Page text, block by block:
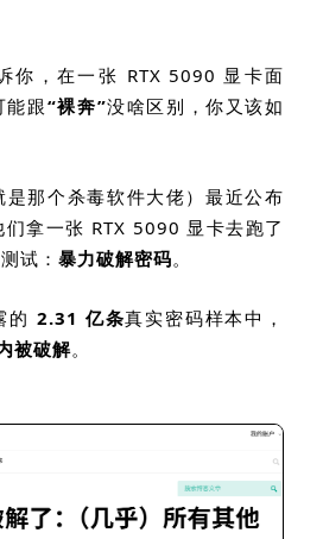
你，在一张 RTX 5090 显卡面
能跟“裸奔”没啥区别，你又该如
那个杀毒软件大佬）最近公布
们拿一张 RTX 5090 显卡去跑了
试： 暴力破解密码。
的 2.31 亿条真实密码样本中，
被破解。